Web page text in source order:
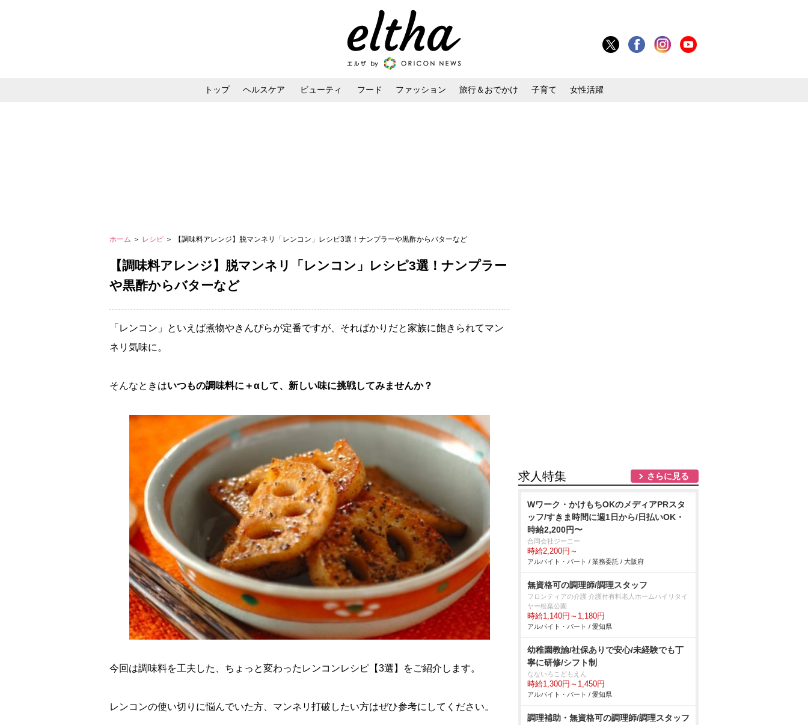
トップ ヘルスケア ビューティ フード ファッション 旅行＆おでかけ 子育て 女性活躍
ホーム ＞ レシピ ＞ 【調味料アレンジ】脱マンネリ「レンコン」レシピ3選！ナンプラーや黒酢からバターなど
【調味料アレンジ】脱マンネリ「レンコン」レシピ3選！ナンプラー
黒酢からバターなど
「レンコン」といえば煮物やきんぴらが定番ですが、そればかりだと家族に飽きられてマン
ネリ気味に。
そんなときはいつもの調味料に＋αして、新しい味に挑戦してみませんか？
今回は調味料を工夫した、ちょっと変わったレンコンレシピ【3選】をご紹介します。
レンコンの使い切りに悩んでいた方、マンネリ打破したい方はぜひ参考にしてください。
求人特集 さらに見る
Wワーク・かけもちOKのメディアPRスタ
ッフ/すきま時間に週1日から/日払いOK・
時給2,200円〜
合同会社ジーニー
時給2,200円～
アルバイト・パート / 業務委託 / 大阪府
無資格可の調理師/調理スタッフ
フロンティアの介護 介護付有料老人ホームハイリタイ
ヤー松葉公園
時給1,140円～1,180円
アルバイト・パート / 愛知県
幼稚園教諭/社保ありで安心/未経験でも丁
寧に研修/シフト制
なないろこどもえん
時給1,300円～1,450円
アルバイト・パート / 愛知県
調理補助・無資格可の調理師/調理スタッフ